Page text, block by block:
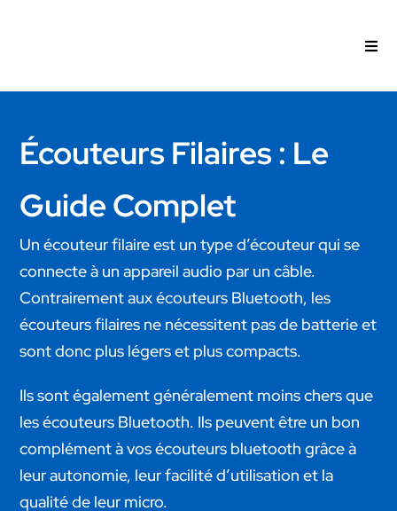
Écouteurs Filaires : Le
Guide Complet
Un écouteur filaire est un type d’écouteur qui se
connecte à un appareil audio par un câble.
Contrairement aux écouteurs Bluetooth, les
écouteurs filaires ne nécessitent pas de batterie et
sont donc plus légers et plus compacts.
Ils sont également généralement moins chers que
les écouteurs Bluetooth. Ils peuvent être un bon
complément à vos écouteurs bluetooth grâce à
leur autonomie, leur facilité d’utilisation et la
qualité de leur micro.